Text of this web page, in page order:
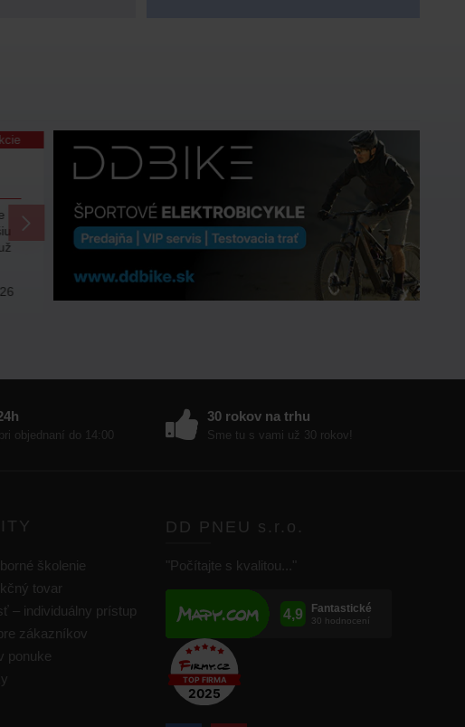
objednaní do 14:00
30 rokov na trhu
Sme tu s vami už 30 rokov!
školenie
tovar
– individuálny prístup
zákazníkov
ponuke
DD PNEU s.r.o.
"Počítajte s kvalitou..."